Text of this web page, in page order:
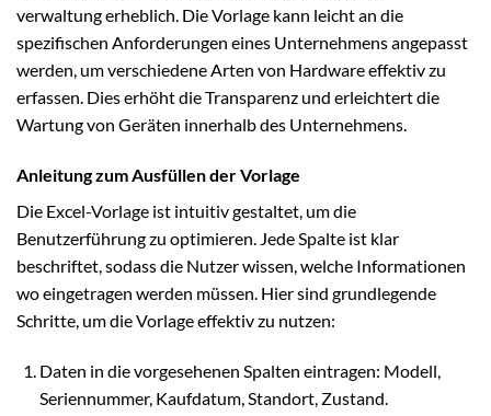
verwaltung erheblich. Die Vorlage kann leicht an die
spezifischen Anforderungen eines Unternehmens angepasst
werden, um verschiedene Arten von Hardware effektiv zu
erfassen. Dies erhöht die Transparenz und erleichtert die
Wartung von Geräten innerhalb des Unternehmens.
Anleitung zum Ausfüllen der Vorlage
Die Excel-Vorlage ist intuitiv gestaltet, um die
Benutzerführung zu optimieren. Jede Spalte ist klar
beschriftet, sodass die Nutzer wissen, welche Informationen
wo eingetragen werden müssen. Hier sind grundlegende
Schritte, um die Vorlage effektiv zu nutzen:
Daten in die vorgesehenen Spalten eintragen: Modell,
Seriennummer, Kaufdatum, Standort, Zustand.